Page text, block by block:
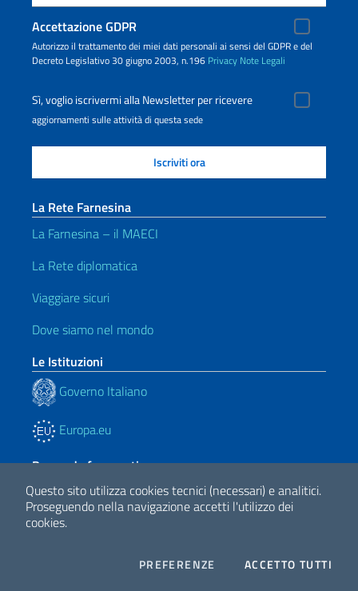
Questo sito utilizza cookies tecnici (necessari) e analitici.
Proseguendo nella navigazione accetti l'utilizzo dei
cookies.
PREFERENZE COOKIESACCETTO TUTTI
Accettazione GDPR
Autorizzo il trattamento dei miei dati personali ai sensi del GDPR e del
Decreto Legislativo 30 giugno 2003, n.196 Privacy Note Legali
Sì, voglio iscrivermi alla Newsletter per ricevere
aggiornamenti sulle attività di questa sede
La Rete Farnesina
La Farnesina – il MAECI
La Rete diplomatica
Viaggiare sicuri
Dove siamo nel mondo
Le Istituzioni
Governo Italiano
Europa.eu
Domande frequenti
Faq – MAECI